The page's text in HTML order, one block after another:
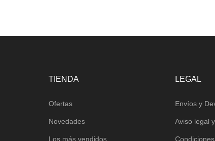
TIENDA
Ofertas
Novedades
Los más vendidos
LEGAL
Envíos y
Aviso legal